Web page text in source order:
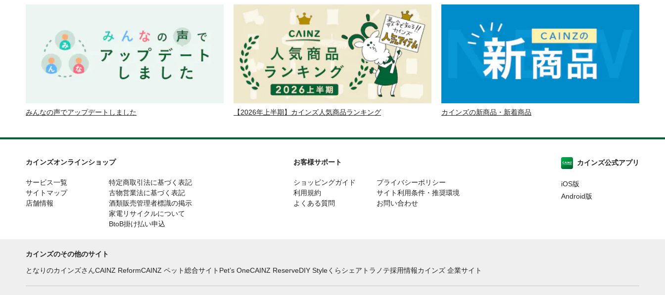
みんなの声でアップデートしました 【2026年上半期】カインズ人気商品ランキング カインズの新商品・新着商品
カインズオンラインショップ
サービス一覧
サイトマップ
店舗情報
特定商取引法に基づく表記
古物営業法に基づく表記
酒類販売管理者標識の掲示
家電リサイクルについて
BtoB掛け払い申込
お客様サポート
ショッピングガイド
利用規約
よくある質問
プライバシーポリシー
サイト利用条件・推奨環境
お問い合わせ
カインズ公式アプリ
iOS版
Android版
カインズのその他のサイト
となりのカインズさんCAINZ ReformCAINZ ペット総合サイト Pet’s OneCAINZ ReserveDIY Styleくらシェア トラノテ採用情報カインズ 企業サイト